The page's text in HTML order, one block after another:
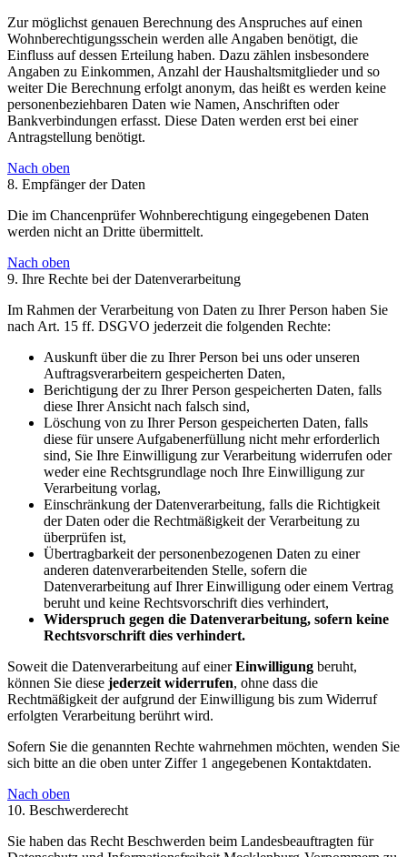
Zur möglichst genauen Berechnung des Anspruches auf einen
Wohnberechtigungsschein werden alle Angaben benötigt, die
Einfluss auf dessen Erteilung haben. Dazu zählen insbesondere
Angaben zu Einkommen, Anzahl der Haushaltsmitglieder und so
weiter Die Berechnung erfolgt anonym, das heißt es werden keine
personenbeziehbaren Daten wie Namen, Anschriften oder
Bankverbindungen erfasst. Diese Daten werden erst bei einer
Antragstellung benötigt.
Nach oben
8. Empfänger der Daten
Die im Chancenprüfer Wohnberechtigung eingegebenen Daten
werden nicht an Dritte übermittelt.
Nach oben
9. Ihre Rechte bei der Datenverarbeitung
Im Rahmen der Verarbeitung von Daten zu Ihrer Person haben Sie
nach Art. 15 ff. DSGVO jederzeit die folgenden Rechte:
Auskunft über die zu Ihrer Person bei uns oder unseren
Auftragsverarbeitern gespeicherten Daten,
Berichtigung der zu Ihrer Person gespeicherten Daten, falls
diese Ihrer Ansicht nach falsch sind,
Löschung von zu Ihrer Person gespeicherten Daten, falls
diese für unsere Aufgabenerfüllung nicht mehr erforderlich
sind, Sie Ihre Einwilligung zur Verarbeitung widerrufen oder
weder eine Rechtsgrundlage noch Ihre Einwilligung zur
Verarbeitung vorlag,
Einschränkung der Datenverarbeitung, falls die Richtigkeit
der Daten oder die Rechtmäßigkeit der Verarbeitung zu
überprüfen ist,
Übertragbarkeit der personenbezogenen Daten zu einer
anderen datenverarbeitenden Stelle, sofern die
Datenverarbeitung auf Ihrer Einwilligung oder einem Vertrag
beruht und keine Rechtsvorschrift dies verhindert,
Widerspruch gegen die Datenverarbeitung, sofern keine
Rechtsvorschrift dies verhindert.
Soweit die Datenverarbeitung auf einerEinwilligung beruht,
können Sie diese jederzeit widerrufen, ohne dass die
Rechtmäßigkeit der aufgrund der Einwilligung bis zum Widerruf
erfolgten Verarbeitung berührt wird.
Sofern Sie die genannten Rechte wahrnehmen möchten, wenden Sie
sich bitte an die oben unter Ziffer 1 angegebenen Kontaktdaten.
Nach oben
10. Beschwerderecht
Sie haben das Recht Beschwerden beim Landesbeauftragten für